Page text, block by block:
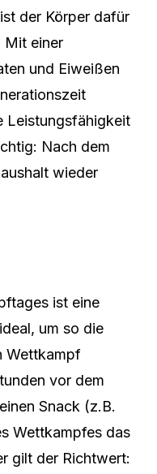
der Körper dafür
Mit einer
und Eiweißen
Leistungsfähigkeit
Nach dem
wieder
ist eine
um so die
Wettkampf
vor dem
Snack (z.B.
Wettkampfes das
gilt der Richtwert: